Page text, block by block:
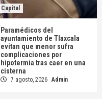
Capital
Paramédicos del
ayuntamiento de Tlaxcala
evitan que menor sufra
complicaciones por
hipotermia tras caer en una
cisterna
7 agosto, 2026 Admin